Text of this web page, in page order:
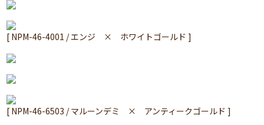
[ NPM-46-4001 / エンジ × ホワイトゴールド ]
[ NPM-46-6503 / マルーンデミ × アンティークゴールド ]